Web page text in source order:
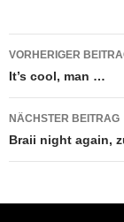
VORHERIGER
It’s cool, man …
NÄCHSTER BEITRAG
Braii night again,